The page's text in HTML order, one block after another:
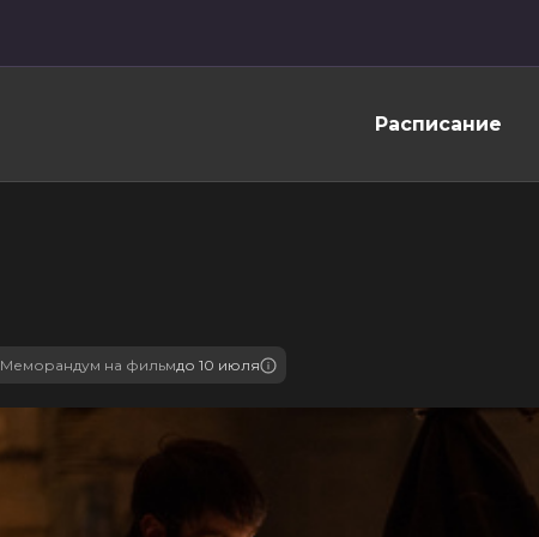
Расписание
Меморандум на фильмдо 10 июля